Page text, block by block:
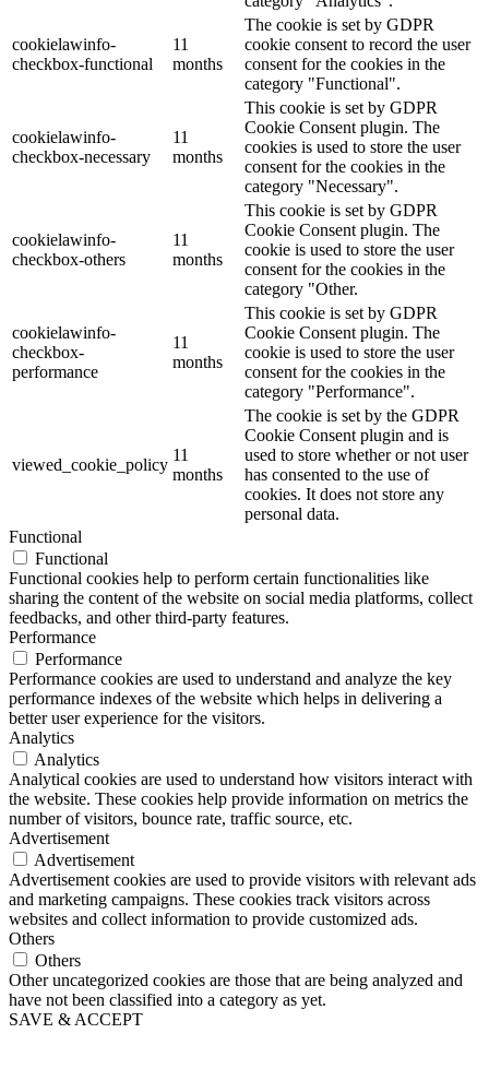
cookielawinfo-
checkbox-functional
11
months
The cookie is set by GDPR
cookie consent to record the user
consent for the cookies in the
category "Functional".
cookielawinfo-
checkbox-necessary
11
months
This cookie is set by GDPR
Cookie Consent plugin. The
cookies is used to store the user
consent for the cookies in the
category "Necessary".
cookielawinfo-
checkbox-others
11
months
This cookie is set by GDPR
Cookie Consent plugin. The
cookie is used to store the user
consent for the cookies in the
category "Other.
cookielawinfo-
checkbox-
performance
11
months
This cookie is set by GDPR
Cookie Consent plugin. The
cookie is used to store the user
consent for the cookies in the
category "Performance".
viewed_cookie_policy
11
months
The cookie is set by the GDPR
Cookie Consent plugin and is
used to store whether or not user
has consented to the use of
cookies. It does not store any
personal data.
Functional
Functional
Functional cookies help to perform certain functionalities like
sharing the content of the website on social media platforms, collect
feedbacks, and other third-party features.
Performance
Performance
Performance cookies are used to understand and analyze the key
performance indexes of the website which helps in delivering a
better user experience for the visitors.
Analytics
Analytics
Analytical cookies are used to understand how visitors interact with
the website. These cookies help provide information on metrics the
number of visitors, bounce rate, traffic source, etc.
Advertisement
Advertisement
Advertisement cookies are used to provide visitors with relevant ads
and marketing campaigns. These cookies track visitors across
websites and collect information to provide customized ads.
Others
Others
Other uncategorized cookies are those that are being analyzed and
have not been classified into a category as yet.
SAVE & ACCEPT